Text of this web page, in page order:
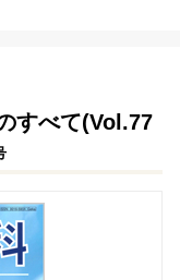
すべて(Vol.77